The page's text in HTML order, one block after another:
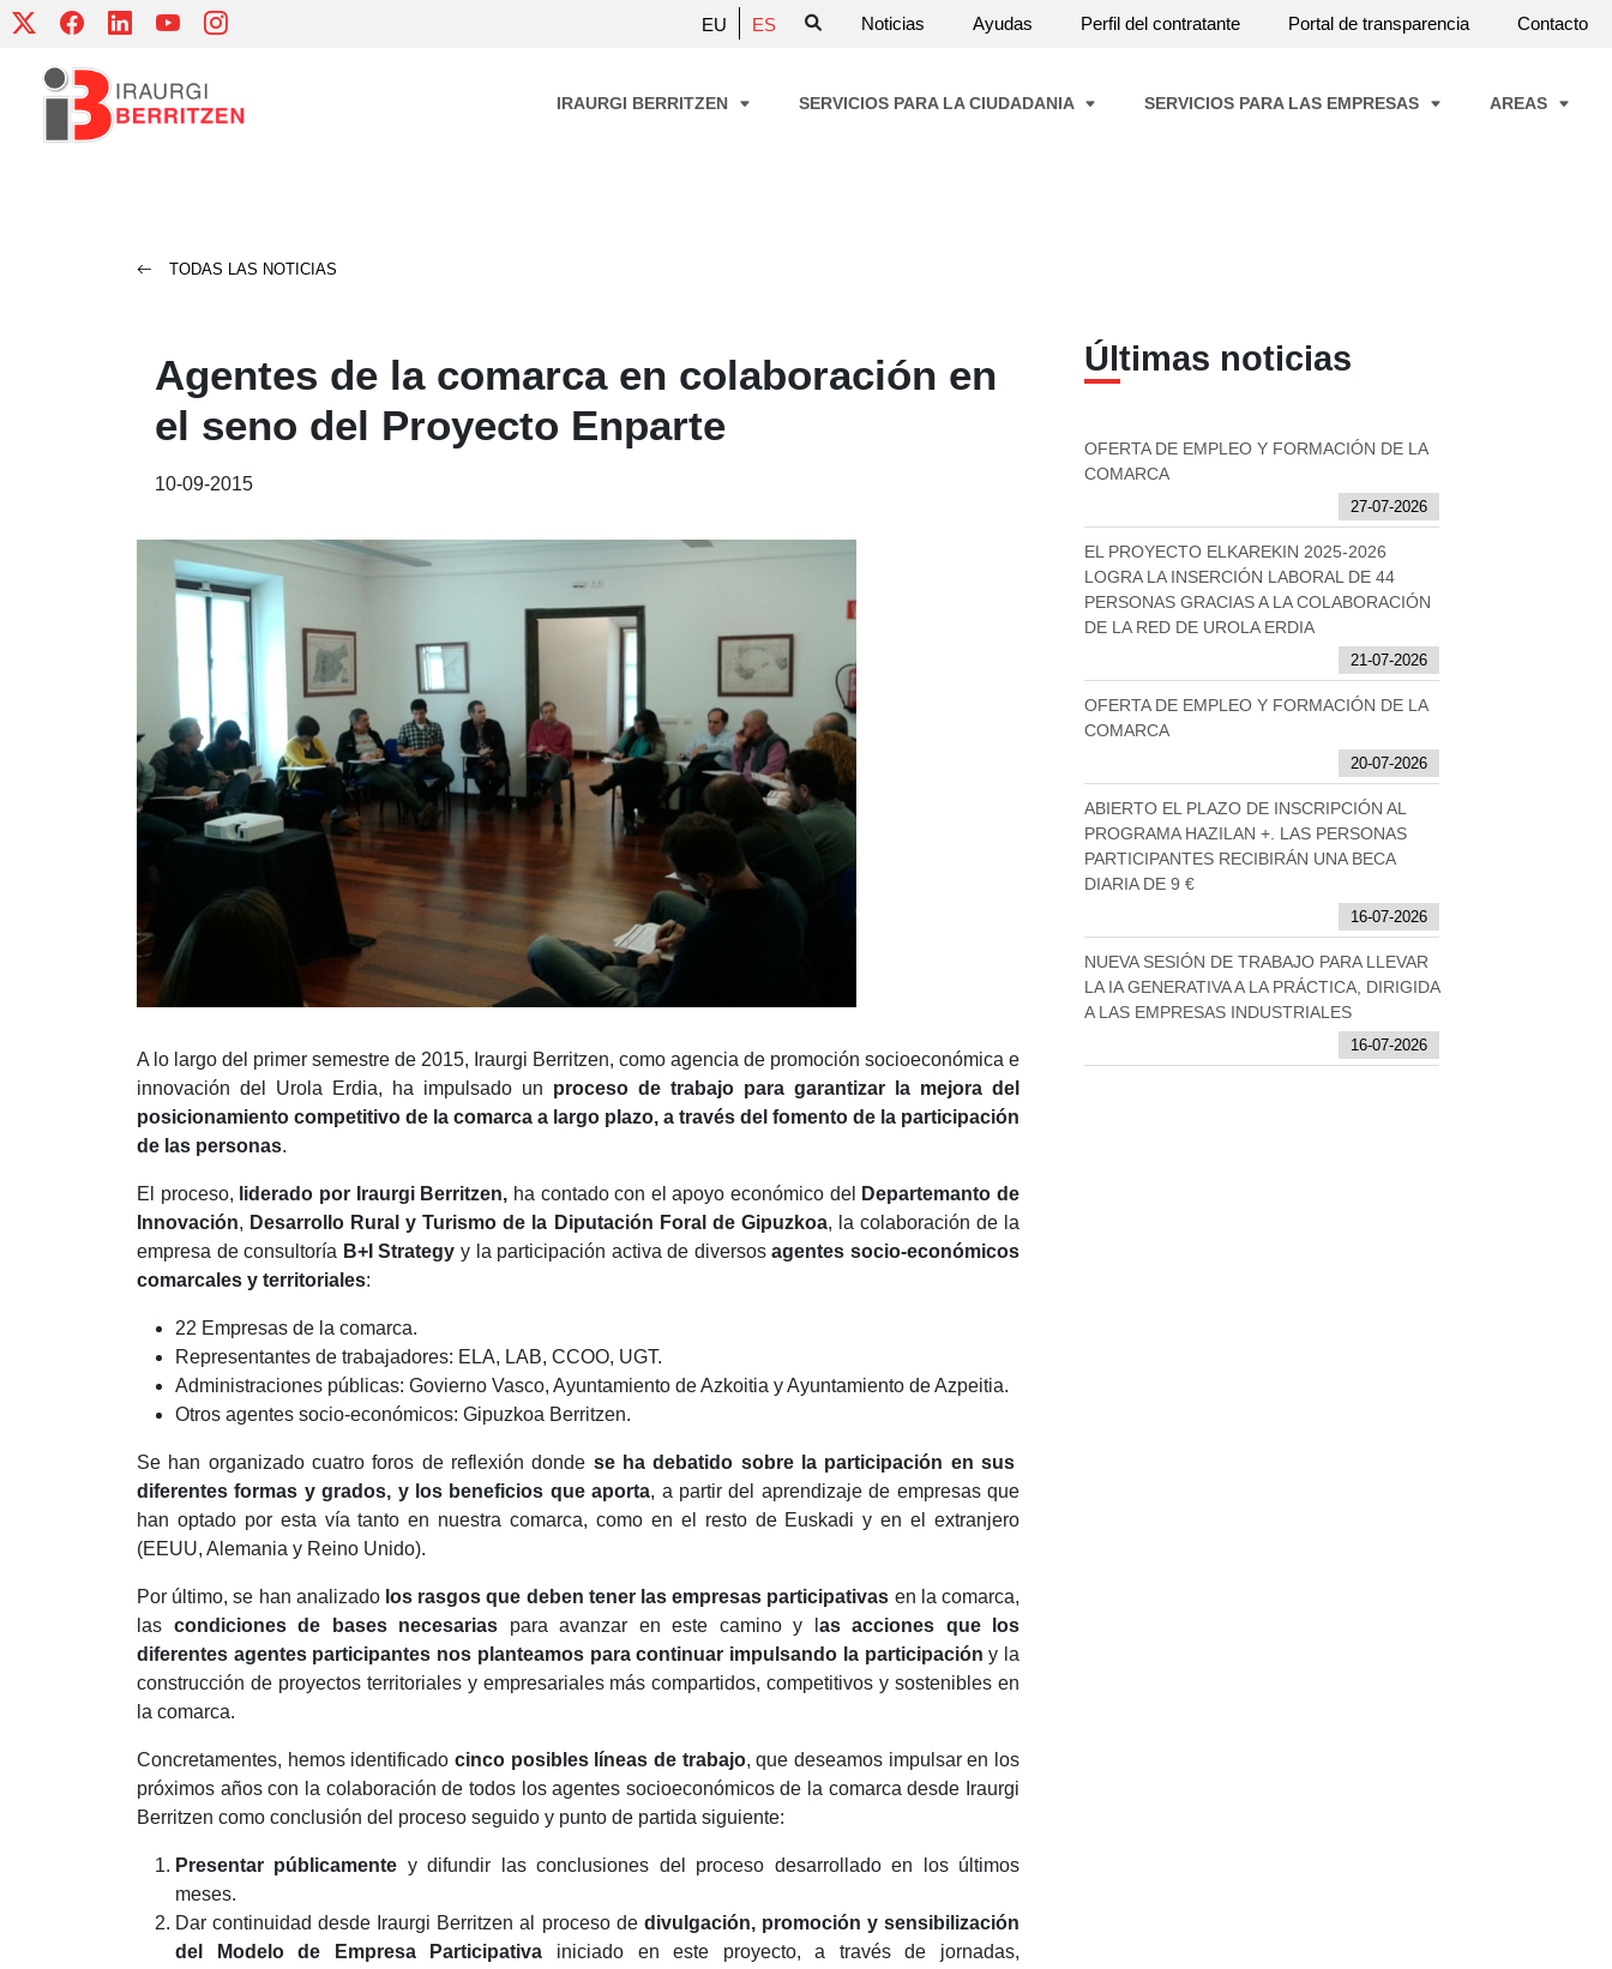
Skip
content
EU ES Noticias Ayudas Perfil del contratante Portal de transparencia Contacto
IRAURGI BERRITZEN SERVICIOS PARA LA CIUDADANIA SERVICIOS PARA LAS EMPRESAS AREAS
TODAS LAS NOTICIAS
Agentes de la comarca en colaboración en
el seno del Proyecto Enparte
10-09-2015
A lo largo del primer semestre de 2015, Iraurgi Berritzen, como agencia de promoción socioeconómica e
innovación del Urola Erdia, ha impulsado un proceso de trabajo para garantizar la mejora del
posicionamiento competitivo de la comarca a largo plazo, a través del fomento de la participación
de las personas.
El proceso, liderado por Iraurgi Berritzen, ha contado con el apoyo económico del
Departemanto de
Innovación, Desarrollo Rural y Turismo de la Diputación Foral de Gipuzkoa, la colaboración de la
empresa de consultoría B+I Strategy y la participación activa de diversosagentes socio-económicos
comarcales y territoriales:
22 Empresas de la comarca.
Representantes de trabajadores: ELA, LAB, CCOO, UGT.
Administraciones públicas: Govierno Vasco, Ayuntamiento de Azkoitia y Ayuntamiento de Azpeitia.
Otros agentes socio-económicos: Gipuzkoa Berritzen.
Se han organizado cuatro foros de reflexión donde se ha debatido sobre la participación en sus
diferentes formas y grados, y los beneficios que aporta, a partir del aprendizaje de empresas que
han optado por esta vía tanto en nuestra comarca, como en el resto de Euskadi y en el extranjero
(EEUU, Alemania y Reino Unido).
Por último, se han analizado los rasgos que deben tener las empresas participativas en la comarca,
las condiciones de bases necesarias para avanzar en este camino y l as acciones que los
diferentes agentes participantes nos planteamos para continuar impulsando la participación y la
construcción de proyectos territoriales y empresariales más compartidos, competitivos y sostenibles en
la comarca.
Concretamentes, hemos identificado cinco posibles líneas de trabajo, que deseamos impulsar en los
próximos años con la colaboración de todos los agentes socioeconómicos de la comarca desde Iraurgi
Berritzen como conclusión del proceso seguido y punto de partida siguiente:
Presentar públicamente y difundir las conclusiones del proceso desarrollado en los últimos
meses.
Dar continuidad desde Iraurgi Berritzen al proceso de divulgación, promoción y sensibilización
del Modelo de Empresa Participativa iniciado en este proyecto, a través de jornadas,
Últimas noticias
OFERTA DE EMPLEO Y FORMACIÓN DE LA
COMARCA
27-07-2026
EL PROYECTO ELKAREKIN 2025-2026
LOGRA LA INSERCIÓN LABORAL DE 44
PERSONAS GRACIAS A LA COLABORACIÓN
DE LA RED DE UROLA ERDIA
21-07-2026
OFERTA DE EMPLEO Y FORMACIÓN DE LA
COMARCA
20-07-2026
ABIERTO EL PLAZO DE INSCRIPCIÓN AL
PROGRAMA HAZILAN +. LAS PERSONAS
PARTICIPANTES RECIBIRÁN UNA BECA
DIARIA DE 9 €
16-07-2026
NUEVA SESIÓN DE TRABAJO PARA LLEVAR
LA IA GENERATIVA A LA PRÁCTICA, DIRIGIDA
A LAS EMPRESAS INDUSTRIALES
16-07-2026